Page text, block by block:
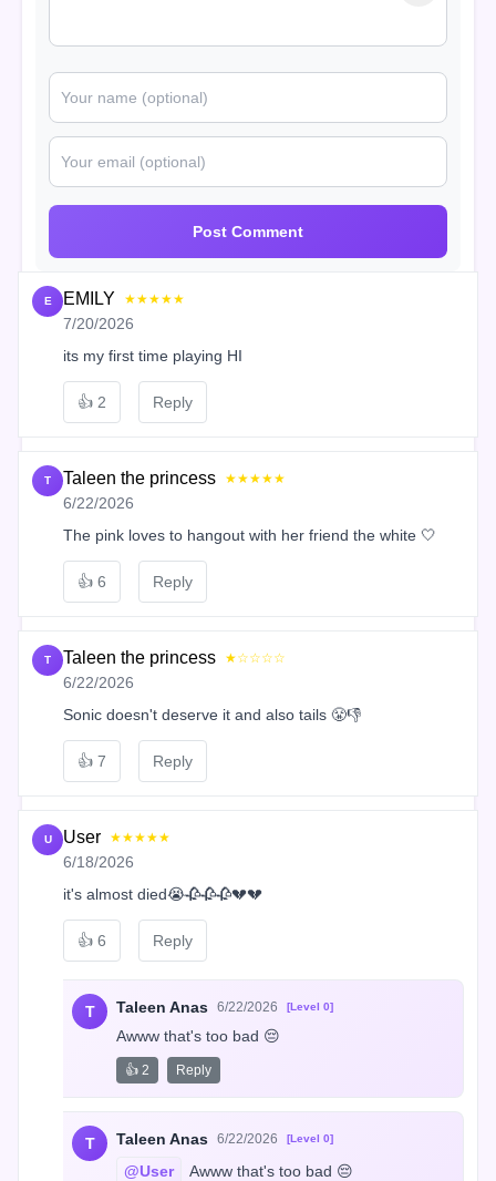
Post Comment
E EMILY ★★★★★
7/20/2026
its my first time playing HI
👍 2 Reply
T Taleen the princess ★★★★★
6/22/2026
The pink loves to hangout with her friend the white 🤍
👍 6 Reply
T Taleen the princess ★☆☆☆☆
6/22/2026
Sonic doesn't deserve it and also tails 😤👎
👍 7 Reply
U User ★★★★★
6/18/2026
it's almost died😭🥀🥀🥀💔💔
👍 6 Reply
T Taleen Anas 6/22/2026 [Level 0]
Awww that's too bad 😔
👍 2 Reply
T Taleen Anas 6/22/2026 [Level 0]
@User Awww that's too bad 😔